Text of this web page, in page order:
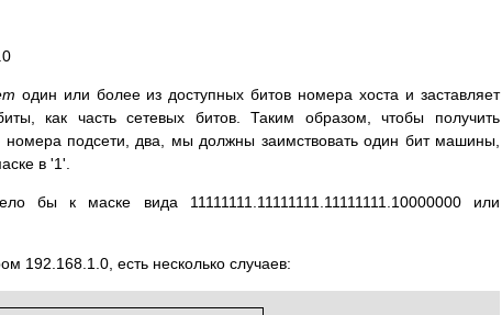
один или более из доступных битов номера хоста и заставляет
как часть сетевых битов. Таким образом, чтобы получить
номера подсети, два, мы должны заимствовать один бит машины,
в '1'.
бы к маске вида 11111111.11111111.11111111.10000000 или
192.168.1.0, есть несколько случаев: